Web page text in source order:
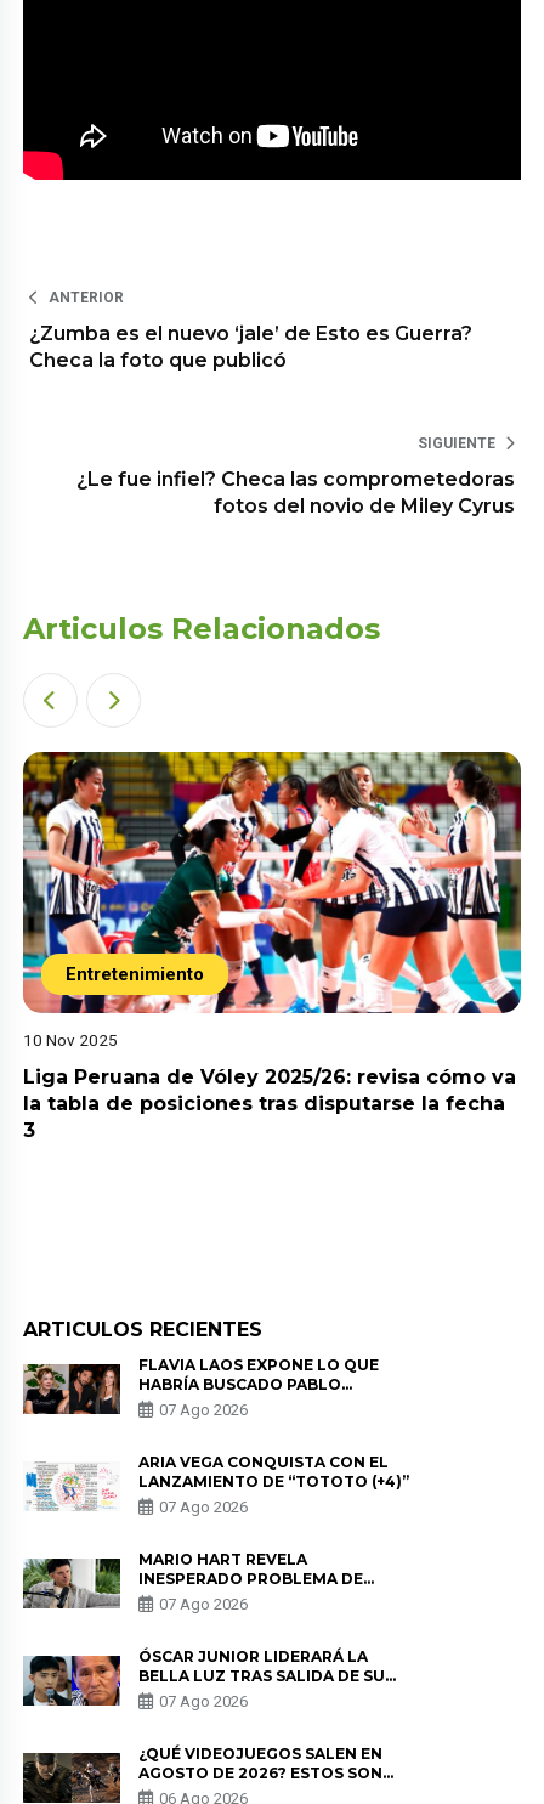
ANTERIOR
¿Zumba es el nuevo ‘jale’ de Esto es Guerra?
Checa la foto que publicó
SIGUIENTE
¿Le fue infiel? Checa las comprometedoras
fotos del novio de Miley Cyrus
Articulos Relacionados
Entretenimiento
10 Nov 2025
Liga Peruana de Vóley 2025/26: revisa cómo va
la tabla de posiciones tras disputarse la fecha
3
ARTICULOS RECIENTES
FLAVIA LAOS EXPONE LO QUE
HABRÍA BUSCADO PABLO
HEREDIA CON ALE FULLER: “UNA
DE LAS PARTES QUERÍA EL
07 Ago 2026
ARIA VEGA CONQUISTA CON EL
LANZAMIENTO DE “TOTOTO (+4)”
07 Ago 2026
MARIO HART REVELA
INESPERADO PROBLEMA DE
SALUD ANTES DE SEPARARSE DE
KORINA: “ME ENCONTRARON UN
07 Ago 2026
ÓSCAR JUNIOR LIDERARÁ LA
BELLA LUZ TRAS SALIDA DE SU
PADRE POR POLÉMICA CON
NALDY SALDAÑA
07 Ago 2026
¿QUÉ VIDEOJUEGOS SALEN EN
AGOSTO DE 2026? ESTOS SON
LOS ESTRENOS MÁS ESPERADOS
06 Ago 2026